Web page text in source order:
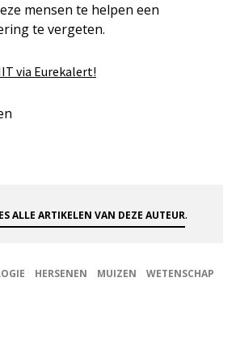
mensen te helpen een
te vergeten.
via Eurekalert!
ALLE ARTIKELEN VAN DEZE AUTEUR.
HERSENEN MUIZEN WETENSCHAP